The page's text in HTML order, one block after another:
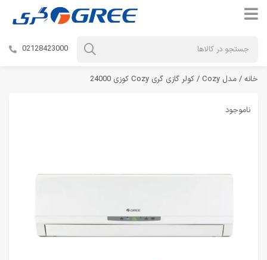
02128423000
خانه / مدل Cozy / کولر گازی گری Cozy کوزی 24000
ناموجود